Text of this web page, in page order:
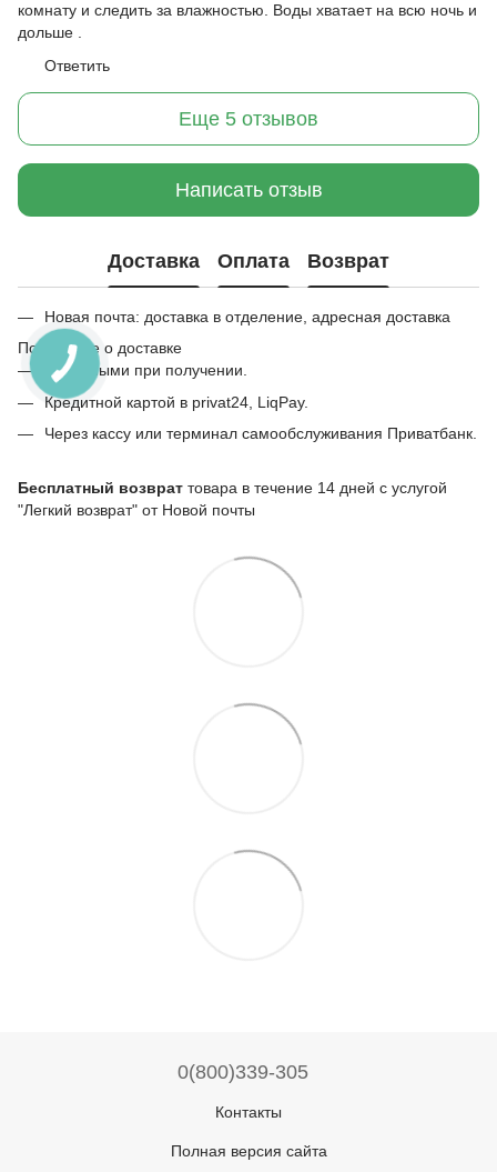
комнату и следить за влажностью. Воды хватает на всю ночь и
дольше .
Ответить
Еще 5 отзывов
Написать отзыв
Доставка Оплата Возврат
Новая почта: доставка в отделение, адресная доставка
Подробнее о доставке
Наличными при получении.
Кредитной картой в privat24, LiqPay.
Через кассу или терминал самообслуживания Приватбанк.
Бесплатный возврат товара в течение 14 дней с услугой
"Легкий возврат" от Новой почты
0(800)339-305
Контакты
Полная версия сайта